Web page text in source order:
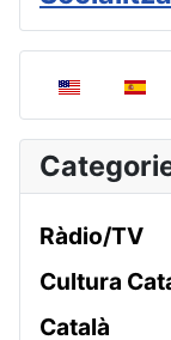
Seleccioni el
Ràdio/TV
Cultura
Català